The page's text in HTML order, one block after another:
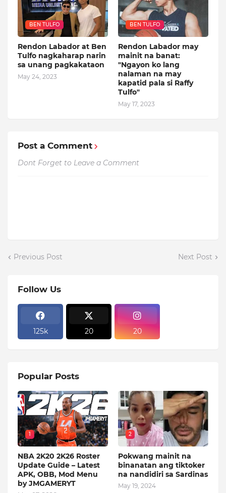
BEN TULFO
Rendon Labador at Ben
Tulfo nagkaharap narin
sa unang pagkakataon
May 24, 2023
BEN TULFO
Rendon Labador may
mainit na banat:
"Ngayon ko lang
nalaman na may
kapatid pala si Raffy
Tulfo"
May 17, 2023
Post a Comment
Dont Forget to Leave a Comment
Previous Post Next Post
Follow Us
125k 20 20
Popular Posts
1
NBA 2K20 2K26 Roster
Update Guide – Latest
APK, OBB, Mod Menu
by JMGAMERYT
2
Pokwang mainit na
binanatan ang tiktoker
na nandidiri sa Sardinas
May 19, 2024